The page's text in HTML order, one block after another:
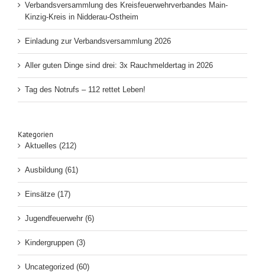
Verbandsversammlung des Kreisfeuerwehrverbandes Main-
Kinzig-Kreis in Nidderau-Ostheim
Einladung zur Verbandsversammlung 2026
Aller guten Dinge sind drei: 3x Rauchmeldertag in 2026
Tag des Notrufs – 112 rettet Leben!
Kategorien
Aktuelles (212)
Ausbildung (61)
Einsätze (17)
Jugendfeuerwehr (6)
Kindergruppen (3)
Uncategorized (60)